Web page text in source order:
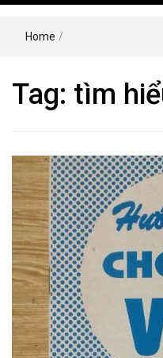
Home /
Tag: tìm